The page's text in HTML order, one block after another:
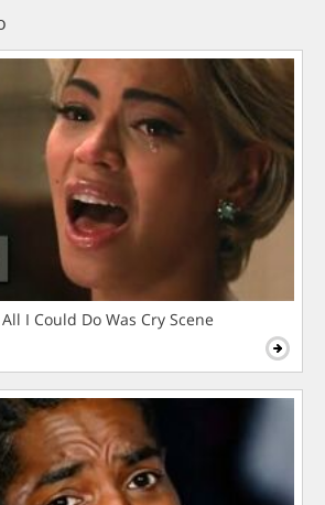
I Could Do Was Cry Scene